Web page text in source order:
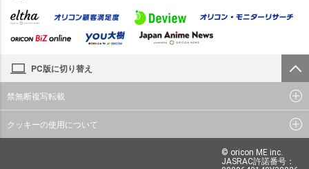
PC版に切り替え
禁無断複写転載
クッキーの使用について
© oricon ME inc.
JASRAC許諾番号：